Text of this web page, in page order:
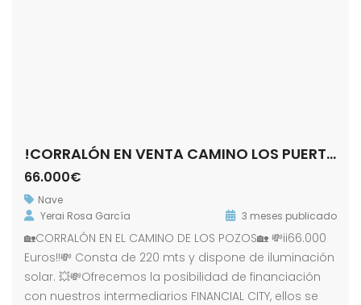
!CORRALÓN EN VENTA CAMINO LOS PUERTOS !
66.000€
Nave
Yerai Rosa García
3 meses publicado
🏡CORRALÓN EN EL CAMINO DE LOS POZOS🏡 💸ii66.000
Euros!!💸 Consta de 220 mts y dispone de iluminación
solar. 💥💸Ofrecemos la posibilidad de financiación
con nuestros intermediarios FINANCIAL CITY, ellos se